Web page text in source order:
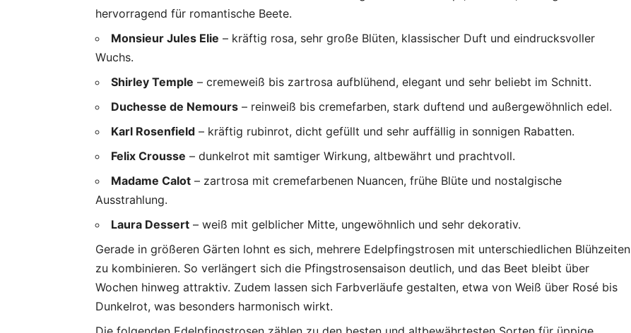
hervorragend für romantische Beete.
Monsieur Jules Elie – kräftig rosa, sehr große Blüten, klassischer Duft und eindrucksvoller
Wuchs.
Shirley Temple – cremeweiß bis zartrosa aufblühend, elegant und sehr beliebt im Schnitt.
Duchesse de Nemours – reinweiß bis cremefarben, stark duftend und außergewöhnlich edel.
Karl Rosenfield – kräftig rubinrot, dicht gefüllt und sehr auffällig in sonnigen Rabatten.
Felix Crousse – dunkelrot mit samtiger Wirkung, altbewährt und prachtvoll.
Madame Calot – zartrosa mit cremefarbenen Nuancen, frühe Blüte und nostalgische
Ausstrahlung.
Laura Dessert – weiß mit gelblicher Mitte, ungewöhnlich und sehr dekorativ.
Gerade in größeren Gärten lohnt es sich, mehrere Edelpfingstrosen mit unterschiedlichen Blühzeiten
zu kombinieren. So verlängert sich die Pfingstrosensaison deutlich, und das Beet bleibt über
Wochen hinweg attraktiv. Zudem lassen sich Farbverläufe gestalten, etwa von Weiß über Rosé bis
Dunkelrot, was besonders harmonisch wirkt.